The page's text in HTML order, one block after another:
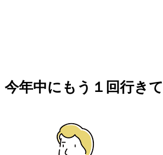
今年中にもう１回行きて